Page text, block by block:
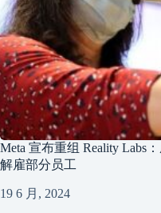
Meta 宣布重组 Reality Labs
解雇部分员工
19 6 月, 2024